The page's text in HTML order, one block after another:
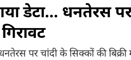
डेटा... धनतेरस
पर चांदी के सिक्कों की बिक्री